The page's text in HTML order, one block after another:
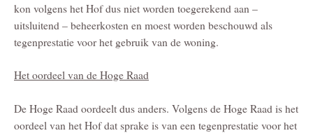
kon volgens het Hof dus niet worden toegerekend aan –
uitsluitend – beheerkosten en moest worden beschouwd als
tegenprestatie voor het gebruik van de woning.
Het oordeel van de Hoge Raad
De Hoge Raad oordeelt dus anders. Volgens de Hoge Raad is het
oordeel van het Hof dat sprake is van een tegenprestatie voor het